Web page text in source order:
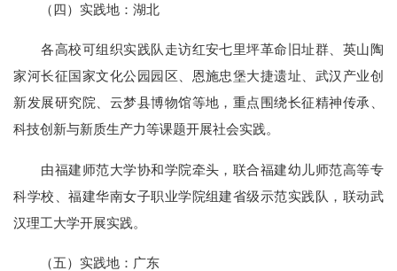
（四）实践地：湖北
各高校可组织实践队走访红安七里坪革命旧址群、英山陶
家河长征国家文化公园园区、恩施忠堡大捷遗址、武汉产业创
新发展研究院、云梦县博物馆等地，重点围绕长征精神传承、
科技创新与新质生产力等课题开展社会实践。
由福建师范大学协和学院牵头，联合福建幼儿师范高等专
科学校、福建华南女子职业学院组建省级示范实践队，联动武
汉理工大学开展实践。
（五）实践地：广东